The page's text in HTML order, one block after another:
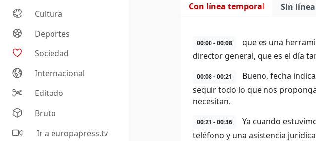
Cultura
Deportes
Sociedad
Internacional
Editado
Bruto
Ir a europapress.tv
Con línea temporal Sin
00:00 - 00:08
que es una
director general, que es el día
00:08 - 00:21
Bueno, fecha
seguir todo lo que nos
necesitan.
00:21 - 00:36
Ya cuando
teléfono y una asistencia